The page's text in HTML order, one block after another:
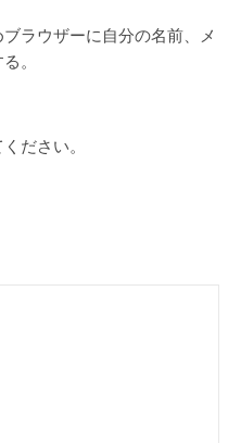
ラウザーに自分の名前、メ
。
ださい。